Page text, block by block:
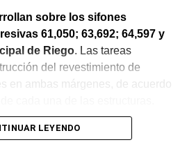
sobre los sifones
61,050; 63,692; 64,597 y
de Riego. Las tareas
del revestimiento de
en ambas márgenes, de acuerdo
de losas deterioradas, la
LEYENDO